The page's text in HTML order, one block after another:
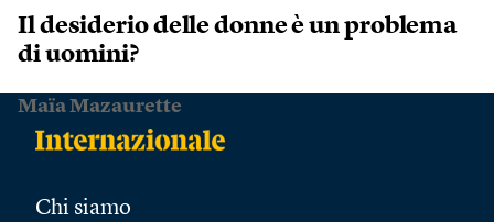
Il desiderio delle donne è un problema
di uomini?
Maïa Mazaurette
Chi siamo